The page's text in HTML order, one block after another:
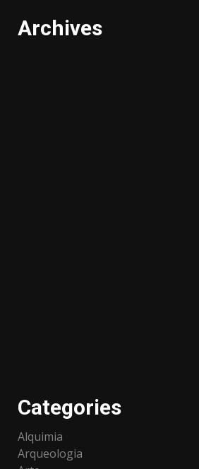
Archives
Categories
Alquimia
Arqueologia